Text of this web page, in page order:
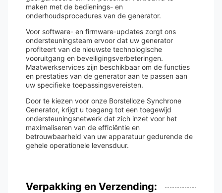
maken met de bedienings- en
onderhoudsprocedures van de generator.
Voor software- en firmware-updates zorgt ons
ondersteuningsteam ervoor dat uw generator
profiteert van de nieuwste technologische
vooruitgang en beveiligingsverbeteringen.
Maatwerkservices zijn beschikbaar om de functies
en prestaties van de generator aan te passen aan
uw specifieke toepassingsvereisten.
Door te kiezen voor onze Borstelloze Synchrone
Generator, krijgt u toegang tot een toegewijd
ondersteuningsnetwerk dat zich inzet voor het
maximaliseren van de efficiëntie en
betrouwbaarheid van uw apparatuur gedurende de
gehele operationele levensduur.
Verpakking en Verzending: